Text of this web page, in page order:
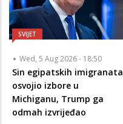
SVIJET
Wed, 5 Aug 2026 - 18:50
Sin egipatskih imigranata
osvojio izbore u
Michiganu, Trump ga
odmah izvrijeđao